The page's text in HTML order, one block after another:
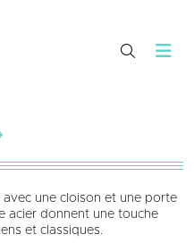
avec une cloison et une porte
acier donnent une touche
et classiques.